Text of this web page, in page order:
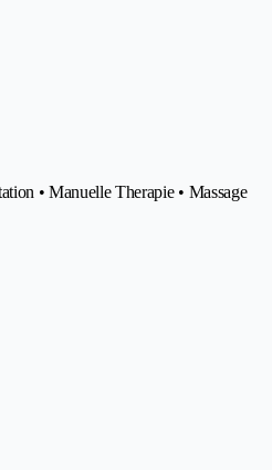
• Manuelle Therapie • Massage